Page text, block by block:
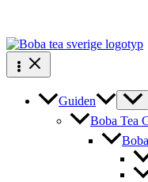
Guiden
Boba Tea